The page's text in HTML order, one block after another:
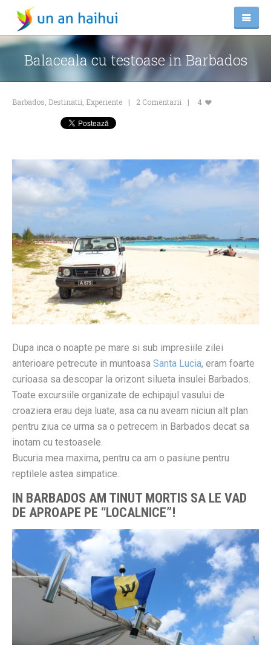
Balaceala cu testoase in Barbados
Barbados Destinatii Experiente 2 Comentarii 4
Dupa inca o noapte pe mare si sub impresiile zilei
anterioare petrecute in muntoasa Santa Lucia, eram foarte
curioasa sa descopar la orizont silueta insulei Barbados.
Toate excursiile organizate de echipajul vasului de
croaziera erau deja luate, asa ca nu aveam niciun alt plan
pentru ziua ce urma sa o petrecem in Barbados decat sa
inotam cu testoasele.
Bucuria mea maxima, pentru ca am o pasiune pentru
reptilele astea simpatice.
IN BARBADOS AM TINUT MORTIS SA LE VAD
DE APROAPE PE “LOCALNICE”!